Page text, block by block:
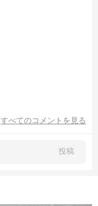
すべてのコメントを見る
投稿